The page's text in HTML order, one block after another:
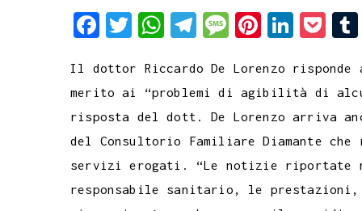
F
c
e
b
o
k
T
i
t
t
e
r
W
a
t
s
A
p
T
l
e
g
r
a
m
M
s
s
a
g
P
n
t
e
r
s
L
n
k
e
d
I
n
c
k
e
t
Il dottor Riccardo De Lorenzo
merito ai “problemi di agibilità di
risposta del dott. De Lorenzo arriva
del Consultorio Familiare Diamante
servizi erogati. “Le notizie riportate
responsabile sanitario, le prestazioni,